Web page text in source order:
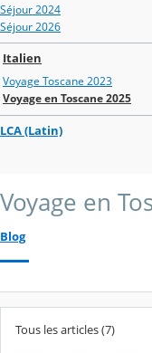
Séjour 2024
Séjour 2026
Italien
Voyage Toscane 2023
Voyage en Toscane 2025
LCA (Latin)
Voyage en
Blog
Tous les articles (7)